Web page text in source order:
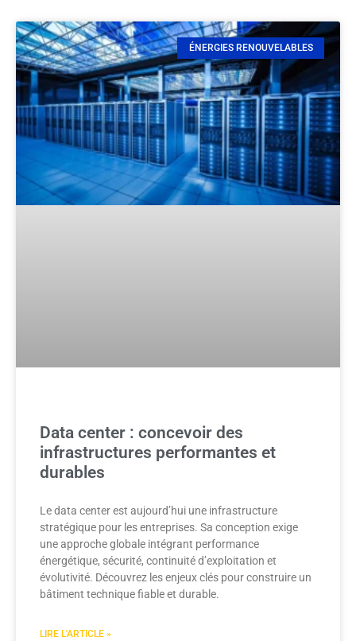
ÉNERGIES RENOUVELABLES
Data center : concevoir des
infrastructures performantes et
durables
Le data center est aujourd’hui une infrastructure
stratégique pour les entreprises. Sa conception exige
une approche globale intégrant performance
énergétique, sécurité, continuité d’exploitation et
évolutivité. Découvrez les enjeux clés pour construire un
bâtiment technique fiable et durable.
LIRE L'ARTICLE »